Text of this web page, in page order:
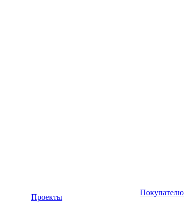
Проекты
Покупателю